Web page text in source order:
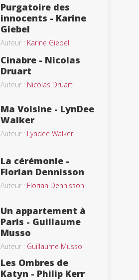
Purgatoire des
innocents - Karine
Giebel
Auteur : Karine Giebel
Cinabre - Nicolas
Druart
Auteur : Nicolas Druart
Ma Voisine - LynDee
Walker
Auteur : Lyndee Walker
La cérémonie -
Florian Dennisson
Auteur : Florian Dennisson
Un appartement à
Paris - Guillaume
Musso
Auteur : Guillaume Musso
Les Ombres de
Katyn - Philip Kerr